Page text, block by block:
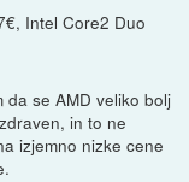
Intel Core2 Duo
da se AMD veliko bolj
in to ne
izjemno nizke cene